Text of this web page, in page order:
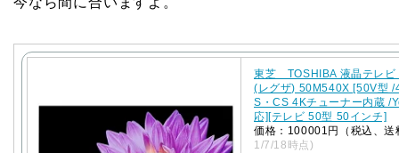
東芝 TOSHIBA 液晶テレビ
(レグザ) 50M540X [50V型 /
S・CS 4Kチューナー内蔵 /
応][テレビ 50型 50インチ]
価格：100001円（税込、
1/7/18時点)